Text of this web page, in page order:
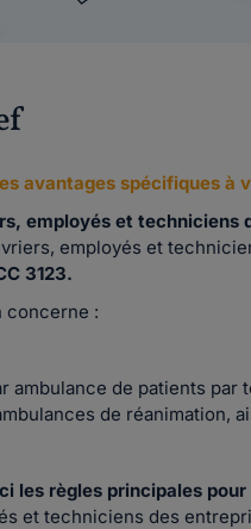
avantages spécifiques à
employés et techniciens
employés et
3123.
concerne :
ambulance de patients
de réanimation,
les règles principales
et techniciens des